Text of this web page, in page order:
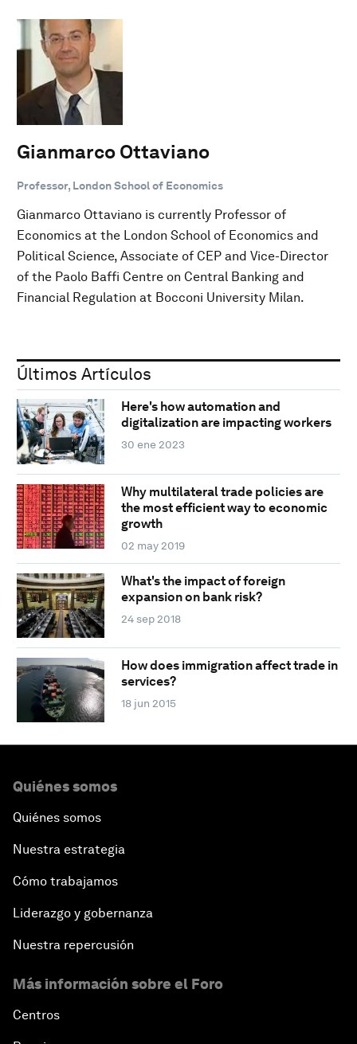
Gianmarco Ottaviano
Professor, London School of Economics
Gianmarco Ottaviano is currently Professor of
Economics at the London School of Economics and
Political Science, Associate of CEP and Vice-Director
of the Paolo Baffi Centre on Central Banking and
Financial Regulation at Bocconi University Milan.
Últimos Artículos
Here's how automation and
digitalization are impacting workers
30 ene 2023
Why multilateral trade policies are
the most efficient way to economic
growth
02 may 2019
What's the impact of foreign
expansion on bank risk?
24 sep 2018
How does immigration affect trade in
services?
18 jun 2015
Quiénes somos
Quiénes somos
Nuestra estrategia
Cómo trabajamos
Liderazgo y gobernanza
Nuestra repercusión
Más información sobre el Foro
Centros